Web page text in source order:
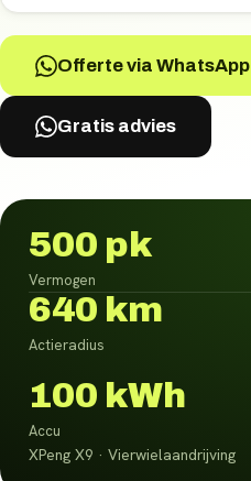
Offerte via WhatsApp
Gratis advies
500 pk
Vermogen
640 km
Actieradius
100 kWh
Accu
XPeng X9 · Vierwielaandrijving